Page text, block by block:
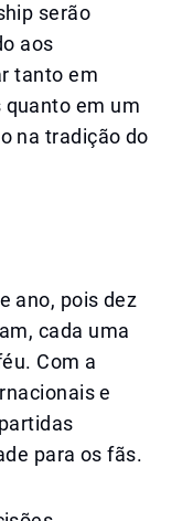
serão
aos
tanto em
em um
na tradição do
ano, pois dez
cada uma
Com a
e
para os fãs.